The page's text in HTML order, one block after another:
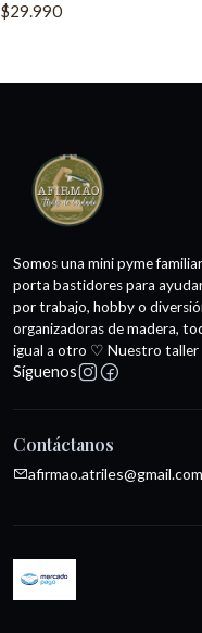
$29.990
Somos una mini pyme
porta bastidores para
por trabajo, hobby o
organizadoras de madera,
igual a otro ♡ Nuestro taller
Síguenos
Contáctanos
afirmao.atriles@gmail.com